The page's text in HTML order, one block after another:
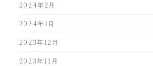
2024年2月
2024年1月
2023年12月
2023年11月